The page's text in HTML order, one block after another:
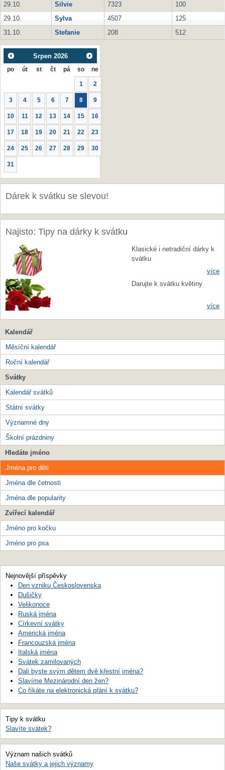
29.10.
Silvie 7323
100
29.10.
Sylva 4507
125
31.10.
Stefanie 208 512
Srpen 2026
po út st čt pá so ne
1 2
3 4 5 6 7 8 9
10 11 12 13 14 15 16
17 18 19 20 21 22 23
24 25 26 27 28 29 30
31
Dárek k svátku se slevou!
Najisto: Tipy na dárky k svátku
Klasické i netradiční dárky k
svátku
více
Darujte k svátku květiny
více
Kalendář
Měsíční kalendář
Roční kalendář
Svátky
Kalendář svátků
Státní svátky
Významné dny
Školní prázdniny
Hledáte jméno
Jména pro děti
Jména dle četnosti
Jména dle popularity
Zvířecí kalendář
Jméno pro kočku
Jméno pro psa
Nejnovější příspěvky
Den vzniku Československa
Dušičky
Velikonoce
Ruská jména
Církevní svátky
Americká jména
Francouzská jména
Italská jména
Svátek zamilovaných
Dali byste svým dětem dvě křestní jména?
Slavíme Mezinárodní den žen?
Co říkáte na elektronická přání k svátku?
Tipy k svátku
Slavíte svátek?
Význam našich svátků
Naše svátky a jejich významy